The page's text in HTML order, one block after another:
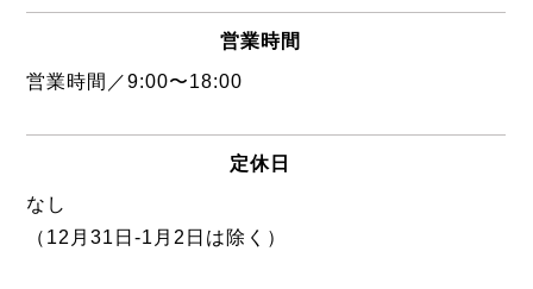
営業時間
営業時間／9:00〜18:00
定休日
なし
（12月31日-1月2日は除く）